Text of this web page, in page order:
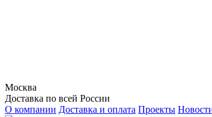
Москва
Доставка по всей России
О компании Доставка и оплата Проекты